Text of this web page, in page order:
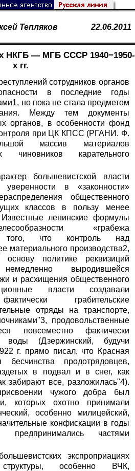
Тепляков 22.06.2011
НКГБ — МГБ СССР 1940−1950-
х гг.
сотрудников органов
в последние годы
но пока не стала предметом
Между тем документы
органов, в особенности фонд
при ЦК КПСС (РГАНИ. Ф.
массив материалов
чиновников карательного
большевистской власти
в «законности»
общественного
классов в пользу менее
ленинские формулы
«грабежа
того, что контроль над
материального производства2,
политике реквизиций
выродившейся
и расхищения общественного
власти создавали
грабительские
отряды на транспорте,
продовольственные
повсеместно фактически
воды (Дзержинский, будучи
г. прямо писал, что Красная
продотрядовцев,
в подвал и в снег, как
забирают все, разложилась"4).
чужого добра был
которых охотно принимали
особенно милицейский,
конфискации в годы
предпринимались частями
экспроприациях
особенно ВЧК,